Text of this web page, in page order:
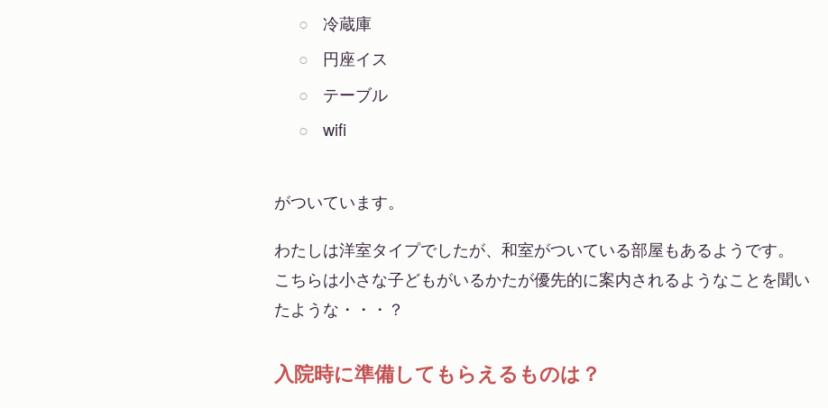
冷蔵庫
円座イス
テーブル
wifi
がついています。
わたしは洋室タイプでしたが、和室がついている部屋もあるようです。
こちらは小さな子どもがいるかたが優先的に案内されるようなことを聞い
たような・・・？
入院時に準備してもらえるものは？